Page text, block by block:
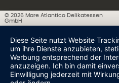
© 2026Mare Atlantico Delikatessen
GmbH
Diese Seite nutzt Website
um ihre Dienste anzubieten,
Werbung entsprechend der
anzuzeigen. Ich bin damit
Einwilligung jederzeit mit